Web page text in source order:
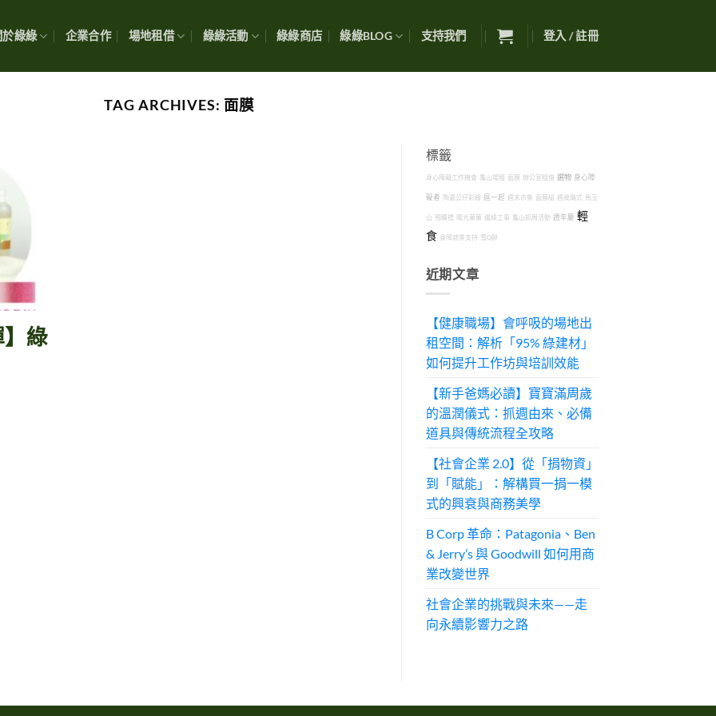
於綠綠 企業合作 場地租借 綠綠活動 綠綠商店 綠綠BLOG 支持我們 登入 / 註冊
TAG ARCHIVES: 面膜
綠
標籤
身心障礙工作機會 龜山場租 面膜 辦公室租借 選物 身心障
礙者 陶瓷公仔彩繪 逗一起 週末市集 面膜組 週歲儀式 馬玉
山 預購禮 陽光菓菓 邊緣工事 龜山抓周活動 週年慶 輕
食 身障就業支持 雪Q餅
近期文章
【健康職場】會呼吸的場地出
租空間：解析「95% 綠建材」
如何提升工作坊與培訓效能
【新手爸媽必讀】寶寶滿周歲
的溫潤儀式：抓週由來、必備
道具與傳統流程全攻略
【社會企業 2.0】從「捐物資」
到「賦能」：解構買一捐一模
式的興衰與商務美學
B Corp 革命：Patagonia、Ben
& Jerry’s 與 Goodwill 如何用商
業改變世界
社會企業的挑戰與未來——走
向永續影響力之路